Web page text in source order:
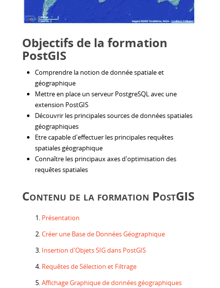
Objectifs de la formation
PostGIS
Comprendre la notion de donnée spatiale et
géographique
Mettre en place un serveur PostgreSQL avec une
extension PostGIS
Découvrir les principales sources de données spatiales
géographiques
Etre capable d'effectuer les principales requêtes
spatiales géographique
Connaître les principaux axes d'optimisation des
requêtes spatiales
Contenu de la formation PostGIS
Présentation
Créer une Base de Données Géographique
Insertion d'Objets SIG dans PostGIS
Requêtes de Sélection et Filtrage
Affichage Graphique de données géographiques